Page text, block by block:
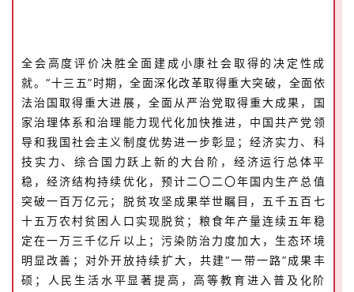
全会高度评价决胜全面建成小康社会取得的决定性成
就。“十三五”时期，全面深化改革取得重大突破，全面依
法治国取得重大进展，全面从严治党取得重大成果，国
家治理体系和治理能力现代化加快推进，中国共产党领
导和我国社会主义制度优势进一步彰显；经济实力、科
技实力、综合国力跃上新的大台阶，经济运行总体平
稳，经济结构持续优化，预计二〇二〇年国内生产总值
突破一百万亿元；脱贫攻坚成果举世瞩目，五千五百七
十五万农村贫困人口实现脱贫；粮食年产量连续五年稳
定在一万三千亿斤以上；污染防治力度加大，生态环境
明显改善；对外开放持续扩大，共建“一带一路”成果丰
硕；人民生活水平显著提高，高等教育进入普及化阶